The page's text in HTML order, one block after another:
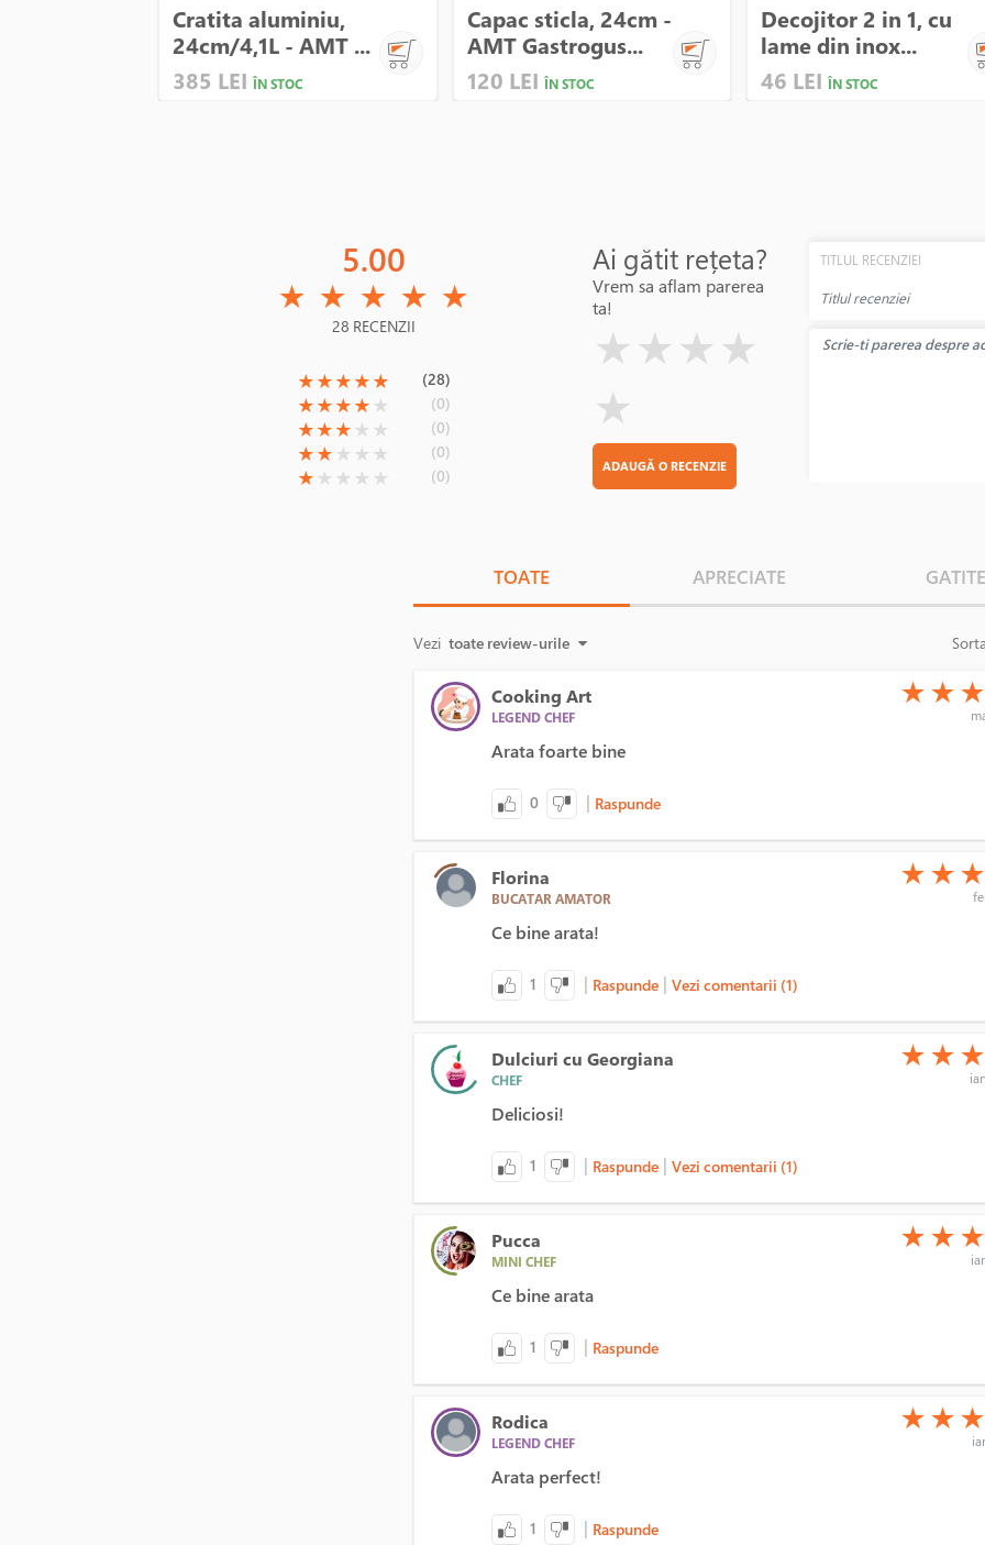
Cratita aluminiu,
24cm/4,1L - AMT ...
385 LEI ÎN STOC
Capac sticla, 24cm -
AMT Gastrogus...
120 LEI ÎN STOC
Decojitor 2 in 1, cu
lame din inox...
46 LEI ÎN STOC
5.00
★ ★ ★ ★ ★
28 RECENZII
(*)
★(*)
★(*)
★(*)
★(*)
★ (28)
(*)
★(*)
★(*)
★(*)
★ ( )
★ (0)
(*)
★(*)
★(*)
★ ( )
★ ( )
★ (0)
(*)
★(*)
★ ( )
★ ( )
★ ( )
★ (0)
(*)
★ ( )
★ ( )
★ ( )
★ ( )
★ (0)
Ai gătit rețeta?
Vrem sa aflam parerea
ta!
★ ★ ★ ★
★
ADAUGĂ O RECENZIE
TITLUL RECENZIEI
TOATE APRECIATE GATITE
Vezi toate review-urile
Cooking Art
LEGEND CHEF
(*)
★ (*)
★ (*)
★
Arata foarte bine
0 | Raspunde
Florina
BUCATAR AMATOR
(*)
★ (*)
★ (*)
★
Ce bine arata!
1 | Raspunde |Vezi comentarii (1)
Dulciuri cu Georgiana
CHEF
(*)
★ (*)
★ (*)
★
Deliciosi!
1 | Raspunde |Vezi comentarii (1)
Pucca
MINI CHEF
(*)
★ (*)
★ (*)
★
Ce bine arata
1 | Raspunde
Rodica
LEGEND CHEF
(*)
★ (*)
★ (*)
★
Arata perfect!
1 | Raspunde